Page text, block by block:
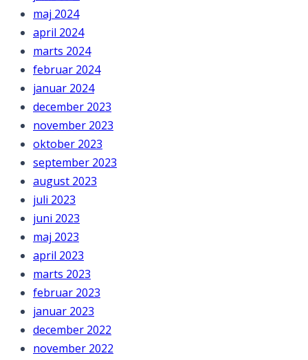
maj 2024
april 2024
marts 2024
februar 2024
januar 2024
december 2023
november 2023
oktober 2023
september 2023
august 2023
juli 2023
juni 2023
maj 2023
april 2023
marts 2023
februar 2023
januar 2023
december 2022
november 2022